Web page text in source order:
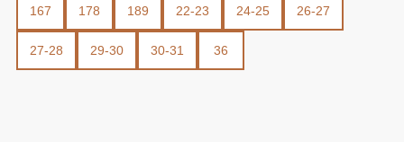
167 178 189 22-23 24-25 26-27
27-28 29-30 30-31 36